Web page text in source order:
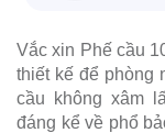
Vắc xin Phế cầu
thiết kế để phòng
cầu không xâm
đáng kể về phổ